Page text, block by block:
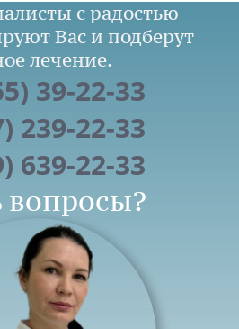
с радостью
Вас и подберут
лечение.
39-22-33
239-22-33
639-22-33
вопросы?